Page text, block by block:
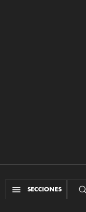
SECCIONES